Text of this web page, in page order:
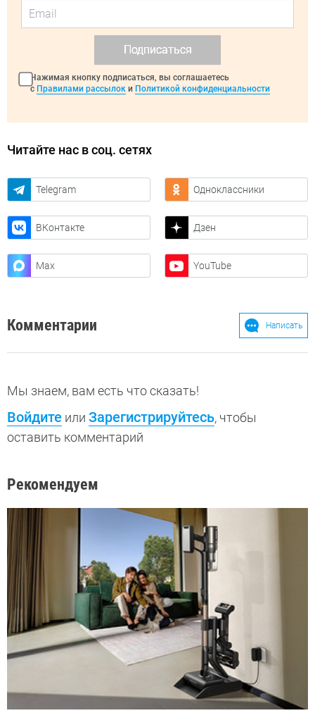
Подписаться
Нажимая кнопку подписаться, вы соглашаетесь
с Правилами рассылок и Политикой конфиденциальности
Читайте нас в соц. сетях
Telegram Одноклассники
ВКонтакте Дзен
Max YouTube
Комментарии Написать
Мы знаем, вам есть что сказать!
Войдите или Зарегистрируйтесь, чтобы
оставить комментарий
Рекомендуем